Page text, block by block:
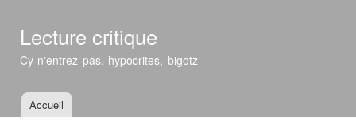
Lecture critique
Cy n'entrez pas, hypocrites, bigotz
Menu principal
Accueil